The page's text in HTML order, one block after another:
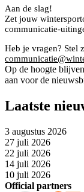
Aan de slag!
Zet jouw
communicatie-
Heb je vragen? Stel
Op de hoogte
aan voor de
Laatste
3 augustus 2026
27 juli 2026
22 juli 2026
14 juli 2026
10 juli 2026
Official partners